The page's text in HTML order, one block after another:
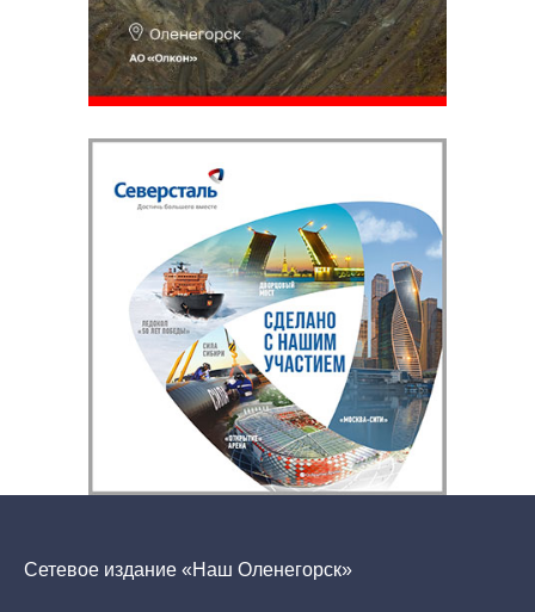
Сетевое издание «Наш Оленегорск»